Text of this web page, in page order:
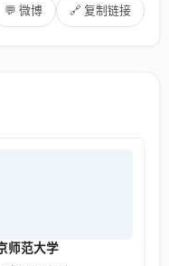
💬 微博 🔗 复制链接
师范大学